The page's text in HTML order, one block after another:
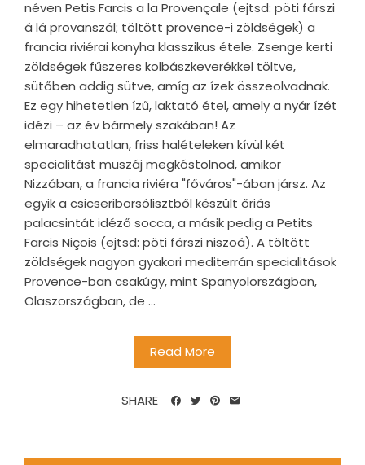
néven Petis Farcis a la Provençale (ejtsd: pöti fárszi
á lá provanszál; töltött provence-i zöldségek) a
francia riviérai konyha klasszikus étele. Zsenge kerti
zöldségek fűszeres kolbászkeverékkel töltve,
sütőben addig sütve, amíg az ízek összeolvadnak.
Ez egy hihetetlen ízű, laktató étel, amely a nyár ízét
idézi – az év bármely szakában! Az
elmaradhatatlan, friss halételeken kívül két
specialitást muszáj megkóstolnod, amikor
Nizzában, a francia riviéra "főváros"-ában jársz. Az
egyik a csicseriborsólisztből készült őriás
palacsintát idéző socca, a másik pedig a Petits
Farcis Niçois (ejtsd: pöti fárszi niszoá). A töltött
zöldségek nagyon gyakori mediterrán specialitások
Provence-ban csakúgy, mint Spanyolországban,
Olaszországban, de ...
Read More
SHARE